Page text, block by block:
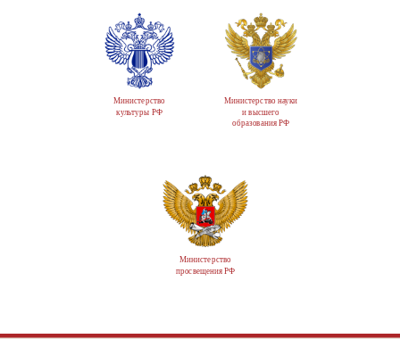
Министерство
культуры РФ
Министерство науки
и высшего
образования РФ
Министерство
просвещения РФ